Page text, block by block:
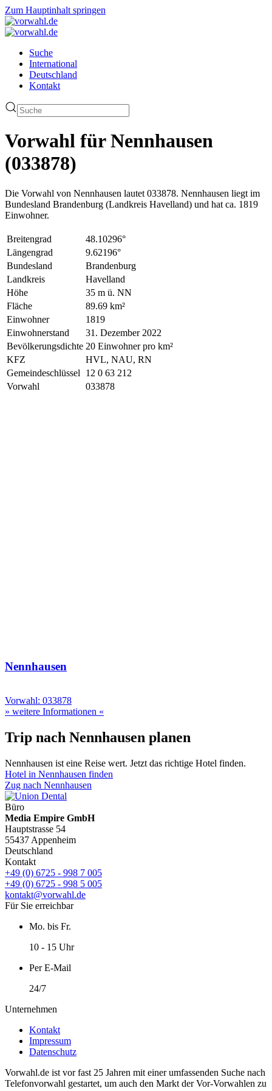
Zum Hauptinhalt springen
Suche
International
Deutschland
Kontakt
Vorwahl für Nennhausen
(033878)
Die Vorwahl von Nennhausen lautet 033878. Nennhausen liegt im
Bundesland Brandenburg (Landkreis Havelland) und hat ca. 1819
Einwohner.
Breitengrad
48.10296°
Längengrad
9.62196°
Bundesland
Brandenburg
Landkreis
Havelland
Höhe
35 m ü. NN
Fläche
89.69 km²
Einwohner
1819
Einwohnerstand
31. Dezember 2022
Bevölkerungsdichte 20 Einwohner pro km²
KFZ
HVL, NAU, RN
Gemeindeschlüssel
12 0 63 212
Vorwahl
033878
Nennhausen
Vorwahl: 033878
» weitere Informationen «
Trip nach Nennhausen planen
Nennhausen ist eine Reise wert. Jetzt das richtige Hotel finden.
Hotel in Nennhausen finden
Zug nach Nennhausen
Büro
Media Empire GmbH
Hauptstrasse 54
55437 Appenheim
Deutschland
Kontakt
+49 (0) 6725 - 998 7 005
+49 (0) 6725 - 998 5 005
kontakt@vorwahl.de
Für Sie erreichbar
Mo. bis Fr.
10 - 15 Uhr
Per E-Mail
24/7
Unternehmen
Kontakt
Impressum
Datenschutz
Vorwahl.de ist vor fast 25 Jahren mit einer umfassenden Suche nach
Telefonvorwahl gestartet, um auch den Markt der Vor-Vorwahlen zu